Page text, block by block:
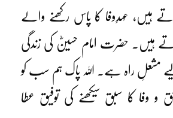
ہیں، عہدِوفا کا پاس رکھنے والے
ہیں۔ حضرت امام حسینؓ کی زندگی
مشعلِ راہ ہے۔ اللہ پاک ہم سب کو
و وفا کا سبق سیکھنے کی توفیق عطا